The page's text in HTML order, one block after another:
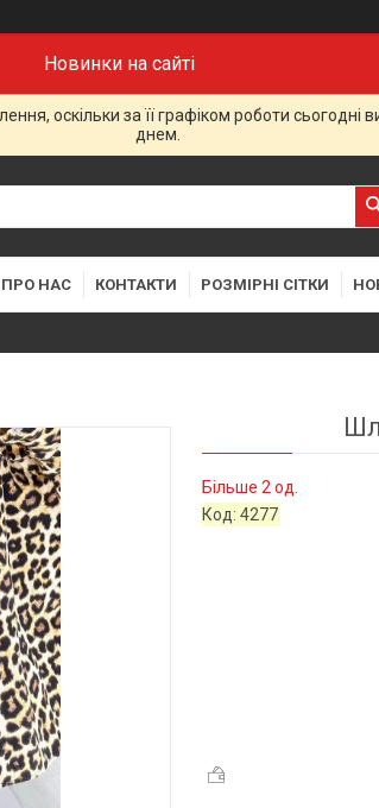
Новинки на сайті
оскільки за її графіком роботи
днем.
ПРО НАС КОНТАКТИ РОЗМІРНІ СІТКИ
Більше 2 од.
Код:4277